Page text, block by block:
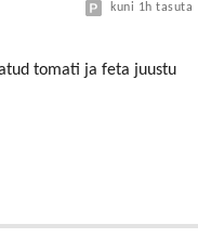
kuni 1h tasuta
tomati ja feta juustu